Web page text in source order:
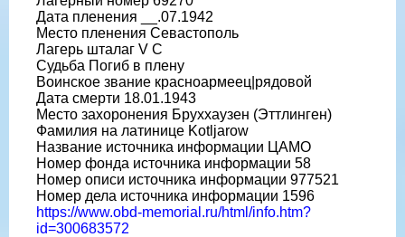
Дата пленения __.07.1942
Место пленения Севастополь
Лагерь шталаг V C
Судьба Погиб в плену
Воинское звание красноармеец|рядовой
Дата смерти 18.01.1943
Место захоронения Бруххаузен (Эттлинген)
Фамилия на латинице Kotljarow
Название источника информации ЦАМО
Номер фонда источника информации 58
Номер описи источника информации 977521
Номер дела источника информации 1596
https://www.obd-memorial.ru/html/info.htm?
id=300683572